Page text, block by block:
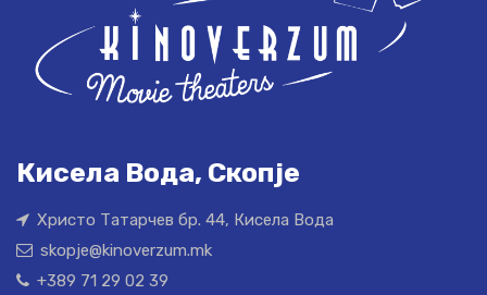
Кисела Вода, Скопје
Христо Татарчев бр. 44, Кисела Вода
skopje@kinoverzum.mk
+389 71 29 02 39